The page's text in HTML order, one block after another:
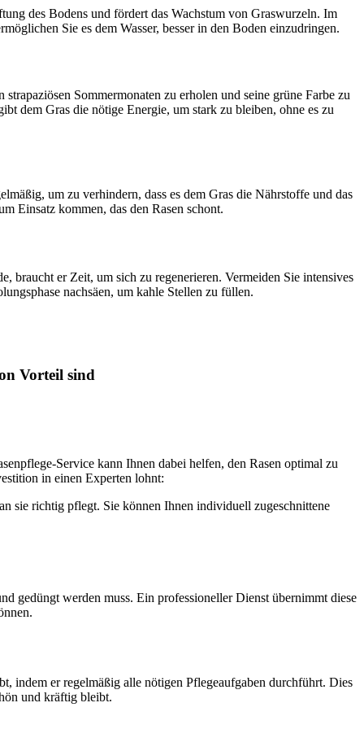
des Bodens und fördert das Wachstum von Graswurzeln. Im
Sie es dem Wasser, besser in den Boden einzudringen.
Sommermonaten zu erholen und seine grüne Farbe zu
dem Gras die nötige Energie, um stark zu bleiben, ohne es zu
um zu verhindern, dass es dem Gras die Nährstoffe und das
Einsatz kommen, das den Rasen schont.
braucht er Zeit, um sich zu regenerieren. Vermeiden Sie intensives
nachsäen, um kahle Stellen zu füllen.
Vorteil sind
Service kann Ihnen dabei helfen, den Rasen optimal zu
in einen Experten lohnt:
sie richtig pflegt. Sie können Ihnen individuell zugeschnittene
gedüngt werden muss. Ein professioneller Dienst übernimmt diese
indem er regelmäßig alle nötigen Pflegeaufgaben durchführt. Dies
und kräftig bleibt.